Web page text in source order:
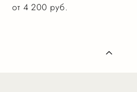
от 4 200 pуб.